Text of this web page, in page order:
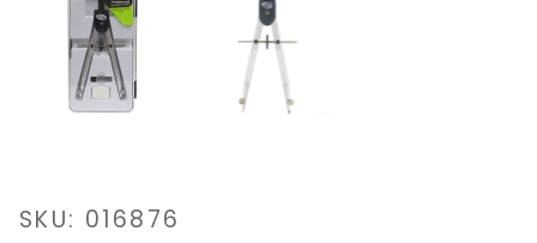
SKU: 016876